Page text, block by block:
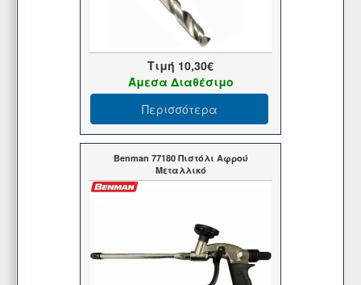
Τιμή 10,30€
Άμεσα Διαθέσιμο
Περισσότερα
Benman 77180 Πιστόλι Αφρού
Μεταλλικό